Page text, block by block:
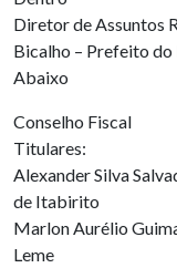
Diretor de Assuntos
Bicalho – Prefeito do
Abaixo
Conselho Fiscal
Titulares:
Alexander Silva
de Itabirito
Marlon Aurélio
Leme